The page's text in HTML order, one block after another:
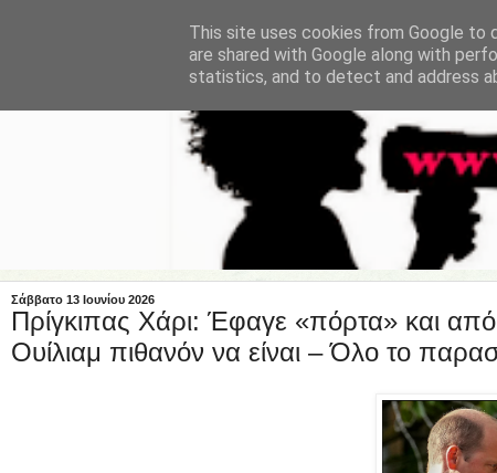
Σάββατο 13 Ιουνίου 2026
Πρίγκιπας Χάρι: Έφαγε «πόρτα» και
Ουίλιαμ πιθανόν να είναι – Όλο το
This site uses cookies from Google to
are shared with Google along with
statistics, and to detect and address